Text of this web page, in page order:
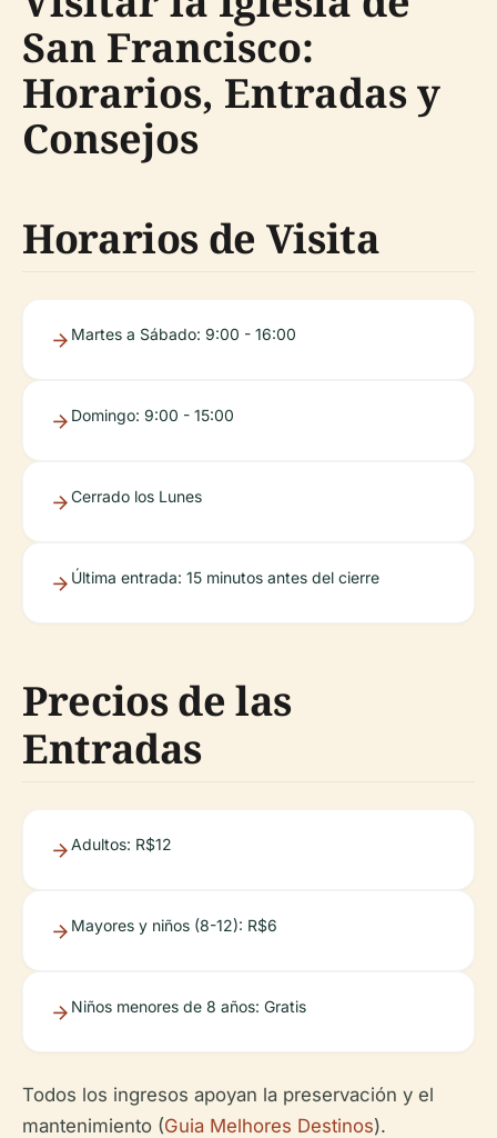
San Francisco:
Horarios, Entradas y
Consejos
Horarios de Visita
Martes a Sábado: 9:00 - 16:00
Domingo: 9:00 - 15:00
Cerrado los Lunes
Última entrada: 15 minutos antes del cierre
Precios de las
Entradas
Adultos: R$12
Mayores y niños (8-12): R$6
Niños menores de 8 años: Gratis
Todos los ingresos apoyan la preservación y el
mantenimiento (Guia Melhores Destinos).